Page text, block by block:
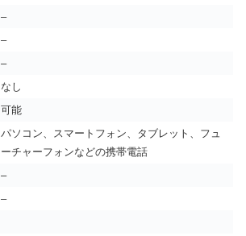
–
–
–
なし
可能
パソコン、スマートフォン、タブレット、フュ
ーチャーフォンなどの携帯電話
–
–